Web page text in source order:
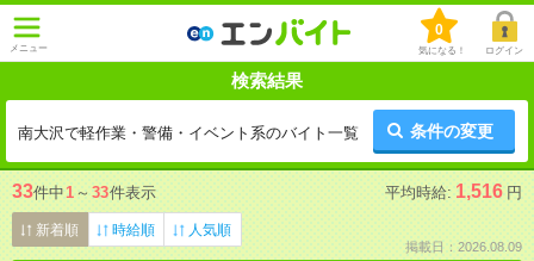
メニュー
0
気になる！ ログイン
検索結果
南大沢で軽作業・警備・イベント系のバイト一覧 条件の変更
33件中1 ～ 33件表示 平均時給: 1,516 円
新着順 時給順 人気順
掲載日：2026.08.09